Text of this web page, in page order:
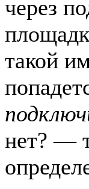
через
такой
нет? —